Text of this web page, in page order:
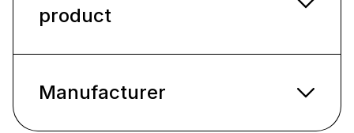
product
Manufacturer